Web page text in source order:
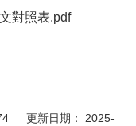
對照表.pdf
更新日期： 2025-